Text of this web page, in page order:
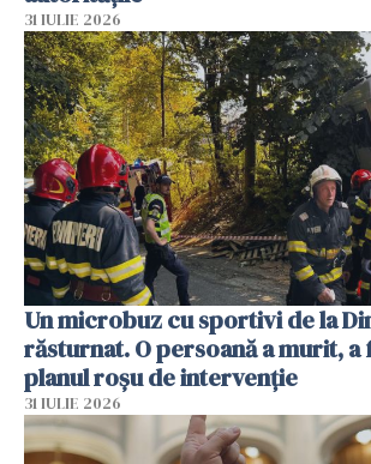
31 IULIE 2026
Un microbuz cu sportivi de la
răsturnat. O persoană a murit,
planul roșu de intervenție
31 IULIE 2026